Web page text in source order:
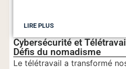
LIRE PLUS
Cybersécurité et
Défis du nomadisme
Le télétravail a transformé